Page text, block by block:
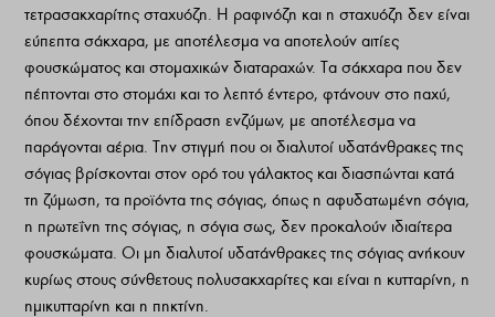
τετρασακχαρίτης σταχυόζη. Η ραφινόζη και η σταχυόζη δεν είναι
εύπεπτα σάκχαρα, με αποτέλεσμα να αποτελούν αιτίες
φουσκώματος και στομαχικών διαταραχών. Τα σάκχαρα που δεν
πέπτονται στο στομάχι και το λεπτό έντερο, φτάνουν στο παχύ,
όπου δέχονται την επίδραση ενζύμων, με αποτέλεσμα να
παράγονται αέρια. Την στιγμή που οι διαλυτοί υδατάνθρακες της
σόγιας βρίσκονται στον ορό του γάλακτος και διασπώνται κατά
τη ζύμωση, τα προϊόντα της σόγιας, όπως η αφυδατωμένη σόγια,
η πρωτεΐνη της σόγιας, η σόγια σως, δεν προκαλούν ιδιαίτερα
φουσκώματα. Οι μη διαλυτοί υδατάνθρακες της σόγιας ανήκουν
κυρίως στους σύνθετους πολυσακχαρίτες και είναι η κυτταρίνη, η
ημικυτταρίνη και η πηκτίνη.